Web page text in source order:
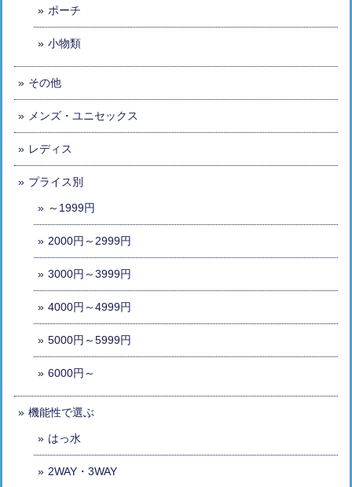
ポーチ
小物類
その他
メンズ・ユニセックス
レディス
プライス別
～1999円
2000円～2999円
3000円～3999円
4000円～4999円
5000円～5999円
6000円～
機能性で選ぶ
はっ水
2WAY・3WAY